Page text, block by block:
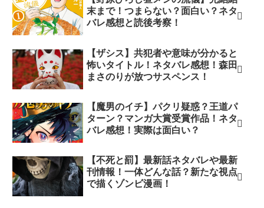
末まで！つまらない？面白い？ネタ
バレ感想と読後考察！
【ザシス】共犯者や意味が分かると
怖いタイトル！ネタバレ感想！森田
まさのりが放つサスペンス！
【魔男のイチ】パクリ疑惑？王道パ
ターン？マンガ大賞受賞作品！ネタ
バレ感想！実際は面白い？
【不死と罰】最新話ネタバレや最新
刊情報！一体どんな話？新たな視点
で描くゾンビ漫画！